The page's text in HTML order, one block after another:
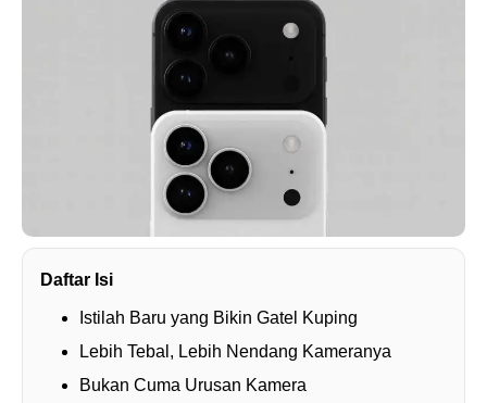
Daftar Isi
Istilah Baru yang Bikin Gatel Kuping
Lebih Tebal, Lebih Nendang Kameranya
Bukan Cuma Urusan Kamera